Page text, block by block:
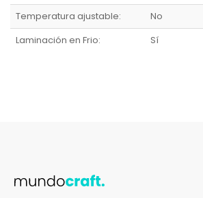
Temperatura ajustable:
No
Laminación en Frio:
Sí